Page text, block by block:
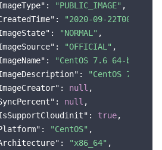
: "PUBLIC_IMAGE" ,
:
"2020-09-
: "NORMAL" ,
: "OFFICIAL" ,
: "CentOS 7.6 64-bit"
:
"CentOS 7.6
: null ,
: null ,
: true,
: "CentOS" ,
: "x86_64" ,